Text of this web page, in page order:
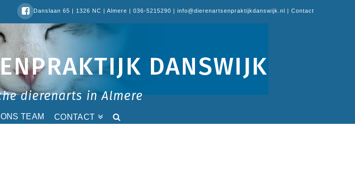
Danslaan 65 | 1326 NC | Almere | 036-5215290 | info@dierenartsenpraktijkdanswijk.nl |Contact
ONS TEAM CONTACT